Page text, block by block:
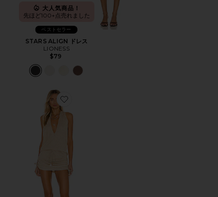
大人気商品！
先ほど100+点売れました
ベストセラー
STARS ALIGN ドレス
LIONESS
$79
Favorite COSITA BUENA ドレス